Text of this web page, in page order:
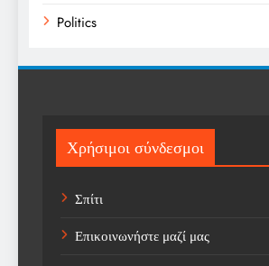
Politics
Sports
Technology
Trending
Weather
Χρήσιμοι σύνδεσμοι
Σπίτι
Επικοινωνήστε μαζί μας